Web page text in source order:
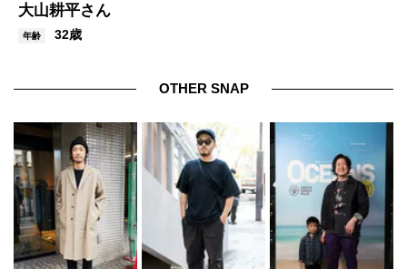
大山耕平さん
年齢 32歳
OTHER SNAP